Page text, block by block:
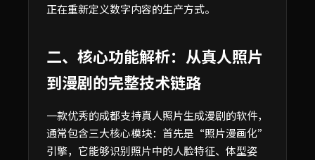
正在重新定义数字内容的生产方式。
二、核心功能解析：从真人照片
到漫剧的完整技术链路
一款优秀的成都支持真人照片生成漫剧的软件，
通常包含三大核心模块：首先是“照片漫画化”
引擎，它能够识别照片中的人脸特征、体型姿